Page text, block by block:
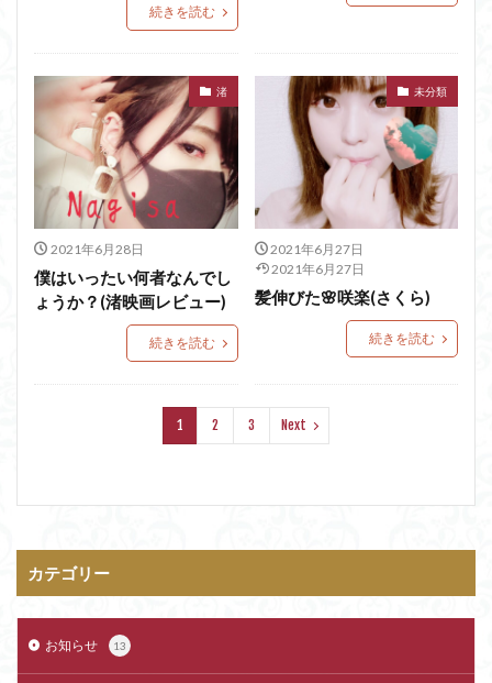
続きを読む
渚
2021年6月28日
僕はいったい何者なんでし
ょうか？(渚映画レビュー)
続きを読む
未分類
2021年6月27日
2021年6月27日
髪伸びた🌸咲楽(さくら)
続きを読む
1 2 3 Next
カテゴリー
お知らせ 13